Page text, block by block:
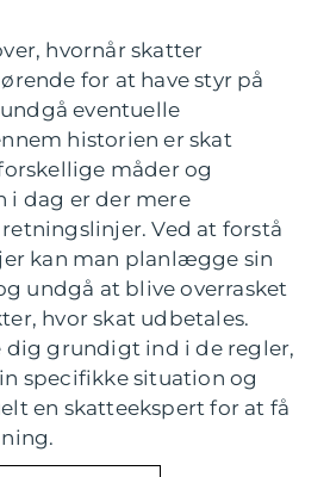
hvornår skatter
for at have styr på
eventuelle
historien er skat
måder og
i dag er der mere
Ved at forstå
kan man planlægge sin
undgå at blive overrasket
hvor skat udbetales.
grundigt ind i de regler,
specifikke situation og
en skatteekspert for at få